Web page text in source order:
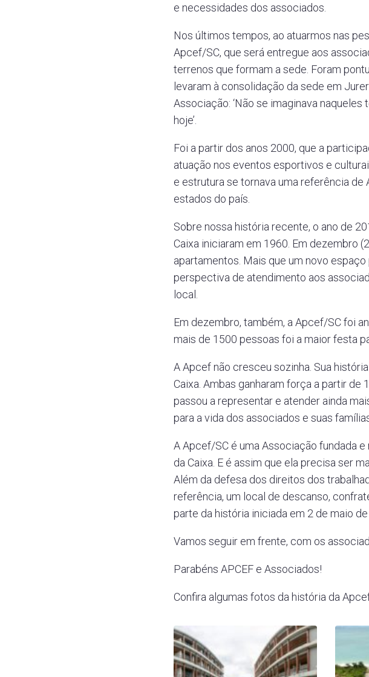
e necessidades dos associados.
Nos últimos tempos, ao atuarmos nas
Apcef/SC, que será entregue aos
terrenos que formam a sede. Foram
levaram à consolidação da sede em
Associação: ‘Não se imaginava
hoje’.
Foi a partir dos anos 2000, que a
atuação nos eventos esportivos e
e estrutura se tornava uma referência
estados do país.
Sobre nossa história recente, o ano de
Caixa iniciaram em 1960. Em dezembro
apartamentos. Mais que um novo
perspectiva de atendimento aos
local.
Em dezembro, também, a Apcef/SC foi
mais de 1500 pessoas foi a maior festa
A Apcef não cresceu sozinha. Sua
Caixa. Ambas ganharam força a partir
passou a representar e atender ainda
para a vida dos associados e suas
A Apcef/SC é uma Associação fundada
da Caixa. E é assim que ela precisa ser
Além da defesa dos direitos dos
referência, um local de descanso,
parte da história iniciada em 2 de maio de
Vamos seguir em frente, com os
Parabéns APCEF e Associados!
Confira algumas fotos da história da